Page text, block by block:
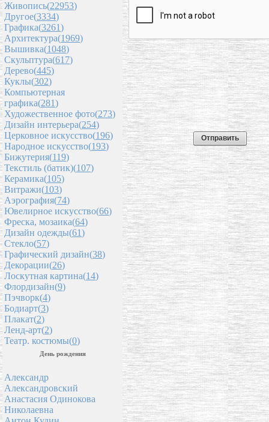
Живопись(22953)
Другое(3334)
Графика(3261)
Архитектура(1969)
Вышивка(1048)
Скульптура(617)
Дерево(445)
Куклы(302)
Компьютерная
графика(281)
Художественное фото(273)
Дизайн интерьера(254)
Церковное искусство(196)
Народное искусство(193)
Бижутерия(119)
Текстиль (батик)(107)
Керамика(105)
Витражи(103)
Аэрография(74)
Ювелирное искусство(66)
Фреска, мозаика(64)
Дизайн одежды(61)
Стекло(57)
Графический дизайн(38)
Декорации(26)
Лоскутная картина(14)
Флордизайн(9)
Пэчворк(4)
Бодиарт(3)
Плакат(2)
Ленд-арт(2)
Театр. костюмы(0)
День рождения
Александр
Александровский
Анастасия Одинокова
Николаевна